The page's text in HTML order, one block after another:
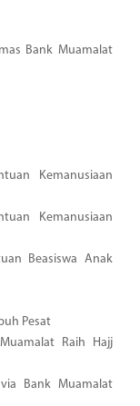
Bank Muamalat
Kemanusiaan
Kemanusiaan
Beasiswa Anak
Pesat
Raih Hajj
via Bank Muamalat